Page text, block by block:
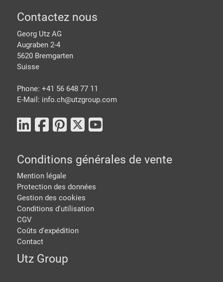
pied de page
Contactez nous
Georg Utz AG
Augraben 2-4
5620 Bremgarten
Suisse
Phone: +41 56 648 77 11
E-Mail: info.ch@utzgroup.com
Conditions générales de vente
Mention légale
Protection des données
Gestion des cookies
Conditions d'utilisation
CGV
Coûts d'expédition
Contact
Utz Group